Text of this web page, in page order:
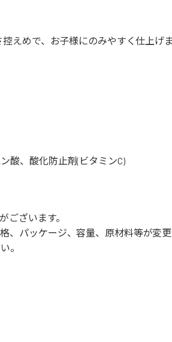
えめで、お子様にのみやすく仕上げま
、酸化防止剤(ビタミンC)
ございます。
、パッケージ、容量、原材料等が変更
。